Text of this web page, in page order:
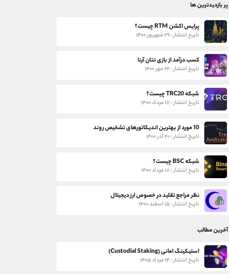
پر بازدیدترین ها
پرایس اکشن RTM چیست؟
تاریخ انتشار : ۲۹ شهریور ۱۴۰۰
کسب درآمد از بازی تتان آرنا
تاریخ انتشار : ۲۲ مهر ۱۴۰۰
شبکه TRC20 چیست؟
تاریخ انتشار : ۱۷ مرداد ۱۴۰۰
10 مورد از بهترین اندیکاتورهای تشخیص روند
تاریخ انتشار : ۲۰ آذر ۱۴۰۰
شبکه BSC چیست؟
تاریخ انتشار : ۱۸ مرداد ۱۴۰۰
نظر مراجع تقلید در خصوص ارز دیجیتال
تاریخ انتشار : ۱۵ اسفند ۱۴۰۰
آخرین مطالب
استیکینگ امانی (Custodial Staking)
تاریخ انتشار : ۱۴ مرداد ۱۴۰۵